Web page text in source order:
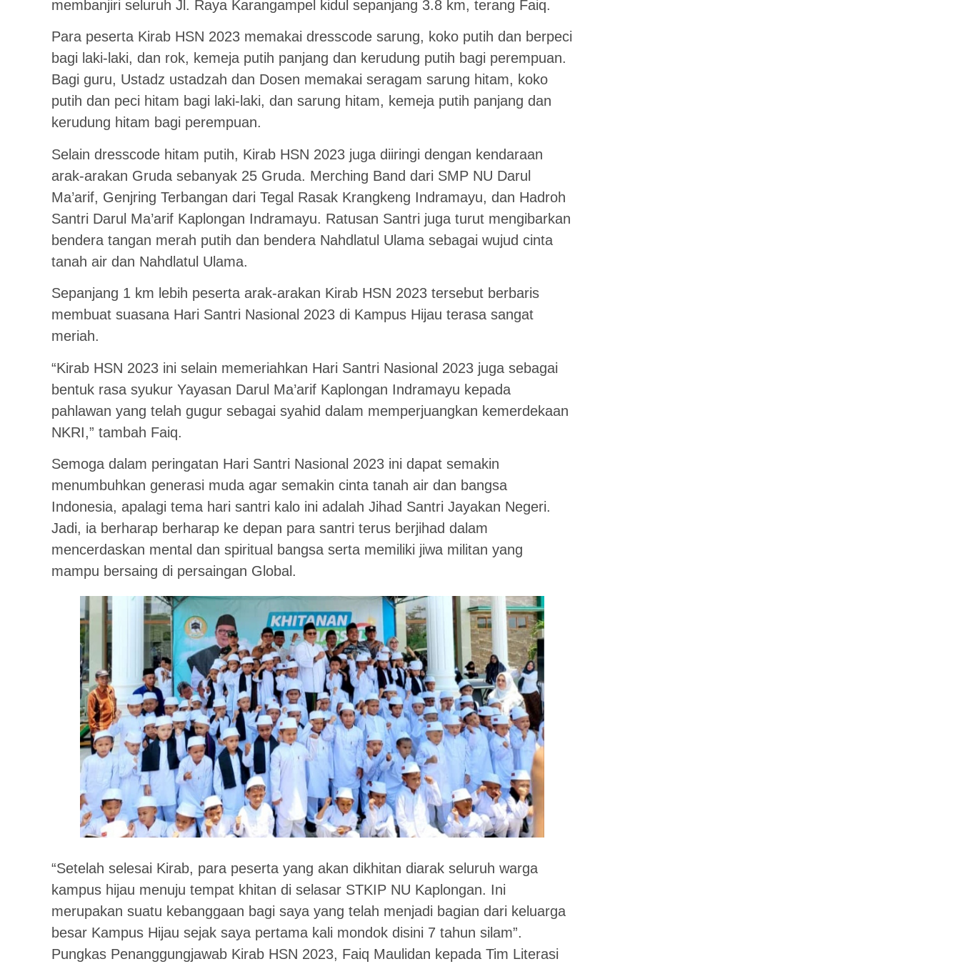
membanjiri seluruh Jl. Raya Karangampel kidul sepanjang 3.8 km, terang Faiq.
Para peserta Kirab HSN 2023 memakai dresscode sarung, koko putih dan berpeci
bagi laki-laki, dan rok, kemeja putih panjang dan kerudung putih bagi perempuan.
Bagi guru, Ustadz ustadzah dan Dosen memakai seragam sarung hitam, koko
putih dan peci hitam bagi laki-laki, dan sarung hitam, kemeja putih panjang dan
kerudung hitam bagi perempuan.
Selain dresscode hitam putih, Kirab HSN 2023 juga diiringi dengan kendaraan
arak-arakan Gruda sebanyak 25 Gruda. Merching Band dari SMP NU Darul
Ma’arif, Genjring Terbangan dari Tegal Rasak Krangkeng Indramayu, dan Hadroh
Santri Darul Ma’arif Kaplongan Indramayu. Ratusan Santri juga turut mengibarkan
bendera tangan merah putih dan bendera Nahdlatul Ulama sebagai wujud cinta
tanah air dan Nahdlatul Ulama.
Sepanjang 1 km lebih peserta arak-arakan Kirab HSN 2023 tersebut berbaris
membuat suasana Hari Santri Nasional 2023 di Kampus Hijau terasa sangat
meriah.
“Kirab HSN 2023 ini selain memeriahkan Hari Santri Nasional 2023 juga sebagai
bentuk rasa syukur Yayasan Darul Ma’arif Kaplongan Indramayu kepada
pahlawan yang telah gugur sebagai syahid dalam memperjuangkan kemerdekaan
NKRI,” tambah Faiq.
Semoga dalam peringatan Hari Santri Nasional 2023 ini dapat semakin
menumbuhkan generasi muda agar semakin cinta tanah air dan bangsa
Indonesia, apalagi tema hari santri kalo ini adalah Jihad Santri Jayakan Negeri.
Jadi, ia berharap berharap ke depan para santri terus berjihad dalam
mencerdaskan mental dan spiritual bangsa serta memiliki jiwa militan yang
mampu bersaing di persaingan Global.
“Setelah selesai Kirab, para peserta yang akan dikhitan diarak seluruh warga
kampus hijau menuju tempat khitan di selasar STKIP NU Kaplongan. Ini
merupakan suatu kebanggaan bagi saya yang telah menjadi bagian dari keluarga
besar Kampus Hijau sejak saya pertama kali mondok disini 7 tahun silam”.
Pungkas Penanggungjawab Kirab HSN 2023, Faiq Maulidan kepada Tim Literasi